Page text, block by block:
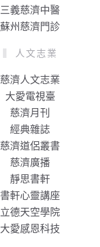
三義慈濟中醫
蘇州慈濟門診
人文志業
慈濟人文志業
大愛電視臺
慈濟月刊
經典雜誌
慈濟道侶叢書
慈濟廣播
靜思書軒
書軒心靈講座
立德天空學院
大愛感恩科技